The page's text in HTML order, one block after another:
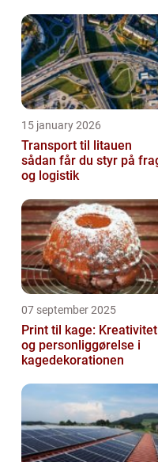
15 january 2026
Transport til litauen
sådan får du styr på
og logistik
07 september 2025
Print til kage: Kreativitet
og personliggørelse i
kagedekorationen